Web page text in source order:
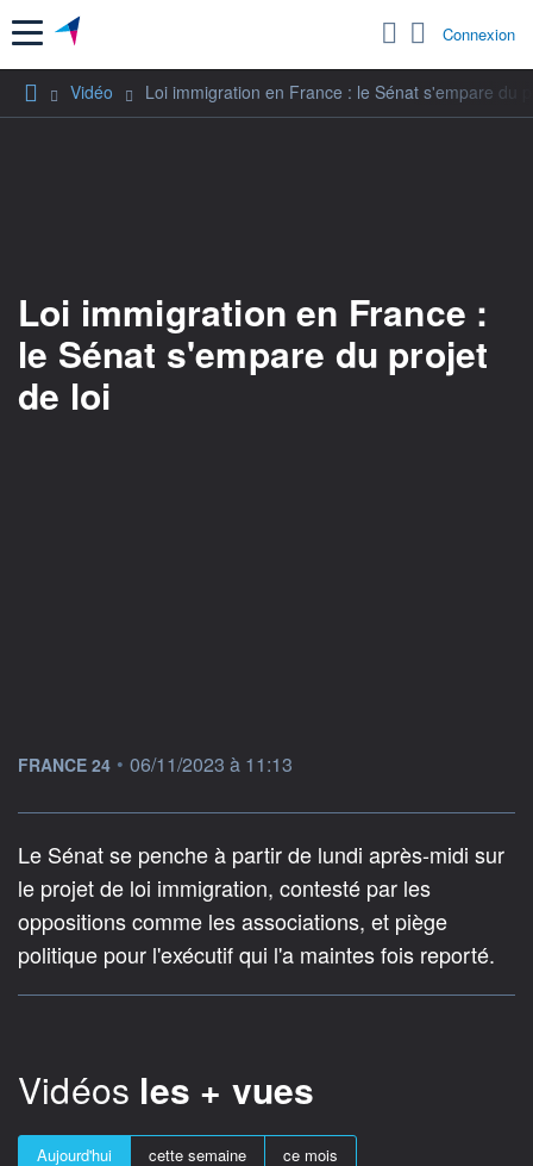
Menu Connexion
Vidéo Loi immigration en France : le Sénat s'empare du
Loi immigration en France :
le Sénat s'empare du projet
de loi
information fournie par
FRANCE 24 • 06/11/2023 à 11:13
Le Sénat se penche à partir de lundi après-midi sur
le projet de loi immigration, contesté par les
oppositions comme les associations, et piège
politique pour l'exécutif qui l'a maintes fois reporté.
Vidéos les + vues
Aujourd'hui cette semaine ce mois